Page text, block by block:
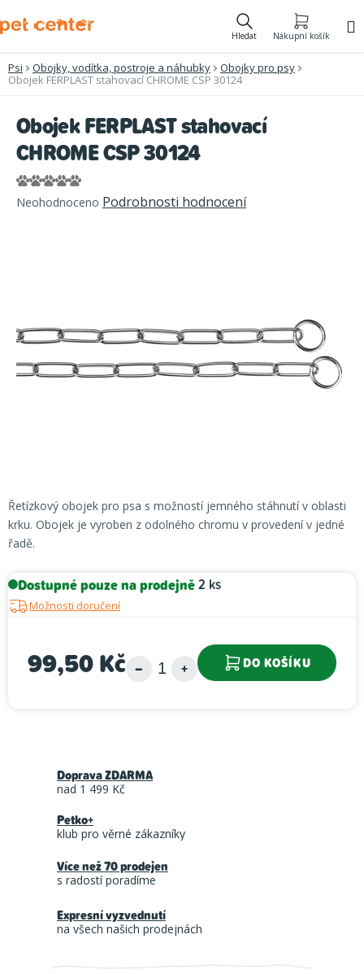
na
Hledat Nákupní košík
Psi Obojky, vodítka, postroje a náhubky
Obojky pro psy
Obojek FERPLAST stahovací CHROME CSP 30124
Řetízkový obojek pro psa s možností jemného stáhnutí v oblasti
krku. Obojek je vyroben z odolného chromu v provedení v jedné
řadě.
Dostupné pouze na prodejně2 ks
Možnosti doručení
99,50 Kč DO KOŠÍKU
Obojek FERPLAST stahovací
CHROME CSP 30124
Průměrné
hodnocení
hvězdiček.
Neohodnoceno Podrobnosti hodnocení
Doprava ZDARMA
nad 1 499 Kč
Petko+
klub pro věrné zákazníky
Více než 70 prodejen
s radostí poradíme
Expresní vyzvednutí
na všech našich prodejnách